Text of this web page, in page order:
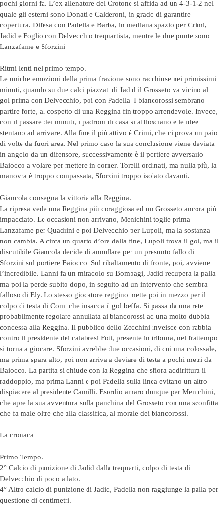
pochi giorni fa. L’ex allenatore del Crotone si affida ad un 4-3-1-2 nel
quale gli esterni sono Donati e Calderoni, in grado di garantire
copertura. Difesa con Padella e Barba, in mediana spazio per Crimi,
Jadid e Foglio con Delvecchio trequartista, mentre le due punte sono
Lanzafame e Sforzini.
Ritmi lenti nel primo tempo.
Le uniche emozioni della prima frazione sono racchiuse nei primissimi
minuti, quando su due calci piazzati di Jadid il Grosseto va vicino al
gol prima con Delvecchio, poi con Padella. I biancorossi sembrano
partire forte, al cospetto di una Reggina fin troppo arrendevole. Invece,
con il passare dei minuti, i padroni di casa si afflosciano e le idee
stentano ad arrivare. Alla fine il più attivo è Crimi, che ci prova un paio
di volte da fuori area. Nel primo caso la sua conclusione viene deviata
in angolo da un difensore, successivamente è il portiere avversario
Baiocco a volare per mettere in corner. Torelli ordinati, ma nulla più, la
manovra è troppo compassata, Sforzini troppo isolato davanti.
Giancola consegna la vittoria alla Reggina.
La ripresa vede una Reggina più coraggiosa ed un Grosseto ancora più
impacciato. Le occasioni non arrivano, Menichini toglie prima
Lanzafame per Quadrini e poi Delvecchio per Lupoli, ma la sostanza
non cambia. A circa un quarto d’ora dalla fine, Lupoli trova il gol, ma il
discutibile Giancola decide di annullare per un presunto fallo di
Sforzini sul portiere Baiocco. Sul ribaltamento di fronte, poi, avviene
l’incredibile. Lanni fa un miracolo su Bombagi, Jadid recupera la palla
ma poi la perde subito dopo, in seguito ad un intervento che sembra
falloso di Ely. Lo stesso giocatore reggino mette poi in mezzo per il
colpo di testa di Comi che insacca il gol beffa. Si passa da una rete
probabilmente regolare annullata ai biancorossi ad una molto dubbia
concessa alla Reggina. Il pubblico dello Zecchini inveisce con rabbia
contro il presidente dei calabresi Foti, presente in tribuna, nel frattempo
si torna a giocare. Sforzini avrebbe due occasioni, di cui una colossale,
ma prima spara alto, poi non arriva a deviare di testa a pochi metri da
Baiocco. La partita si chiude con la Reggina che sfiora addirittura il
raddoppio, ma prima Lanni e poi Padella sulla linea evitano un altro
dispiacere al presidente Camilli. Esordio amaro dunque per Menichini,
che apre la sua avventura sulla panchina del Grosseto con una sconfitta
che fa male oltre che alla classifica, al morale dei biancorossi.
La cronaca
Primo Tempo.
2° Calcio di punizione di Jadid dalla trequarti, colpo di testa di
Delvecchio di poco a lato.
4° Altro calcio di punizione di Jadid, Padella non raggiunge la palla per
questione di centimetri.